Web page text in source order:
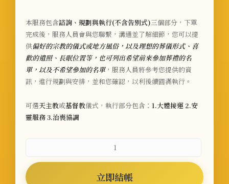
本服務包含諮詢、規劃與執行(不含告別式)三個部分，下單
完成後，服務人員會與您聯繫，溝通並了解細節，您可以提
供偏好的宗教的儀式或地方風俗，以及理想的葬儀形式、喜
歡的遺照、長眠位置等，也可列出希望前來參加葬禮的名
單，以及不希望參加的名單，服務人員將參考您提供的資
訊，進行規劃與安排，並和您確認，以利後續圓滿執行。
可選天主教或基督教儀式，執行部分包含： 1.大體接運 2.安
靈服務 3.治喪協調
立即結帳